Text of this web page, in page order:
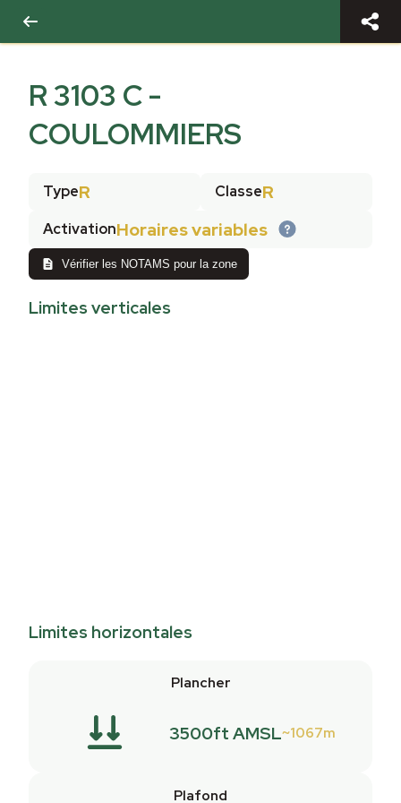
R 3103 C -
COULOMMIERS
TypeR ClasseR
ActivationHoraires variables
Vérifier les NOTAMS pour la zone
Limites verticales
Limites horizontales
Plancher
3500ft AMSL 1067m
Plafond